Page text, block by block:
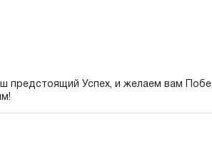
предстоящий Успех, и желаем вам